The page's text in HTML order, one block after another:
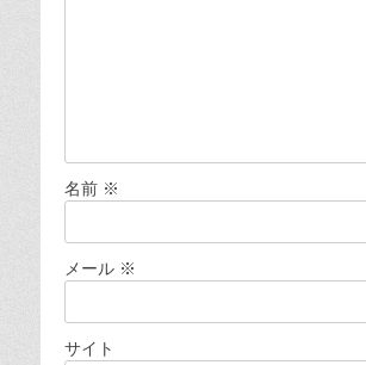
名前 ※
メール ※
サイト